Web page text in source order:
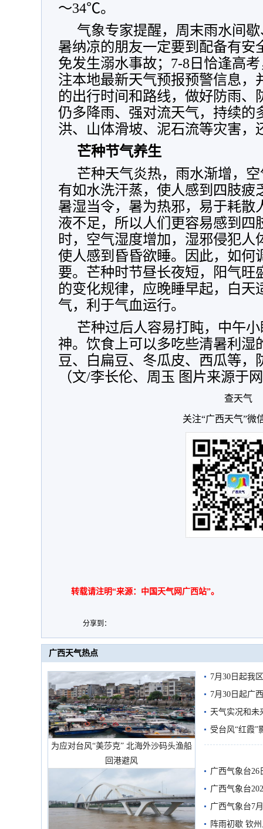
～34℃。
气象专家提醒，周末雨水间
暑纳凉的朋友一定要到配备有安
免发生溺水事故；7-8日恰逢高
注本地最新天气预报预警信息，
的出行时间和路线，做好防雨、
仍多降雨、强对流天气，持续的
洪、山体滑坡、泥石流等灾害，
芒种节气养生
芒种天气炎热，雨水渐增，
有如水洗汗蒸，使人感到四肢疲
暑湿当令，暑为热邪，易于耗散
液不足，所以人们更容易感到四
时，空气湿度增加，湿邪侵犯人
使人感到昏昏欲睡。因此，如何
要。芒种时节昼长夜短，阳气旺
的变化规律，应晚睡早起，白天
气，利于气血运行。
芒种过后人容易打盹，中午
神。饮食上可以多吃些清暑利湿
豆、白扁豆、冬瓜皮、西瓜等，
（文/李长伦、周玉 图片来源于
查天气
关注“广西天气”微
转载请注明“来源：中国天气网广西站”。
分享到：
广西天气热点
为应对台风“美莎克” 北海外沙码头渔船
回港避风
7月30日起我
7月30日起广
天气实况和未
受台风“红霞”
有较强降雨
广西气象台26
广西气象台
预警
广西气象台7
阵雨初歇 钦